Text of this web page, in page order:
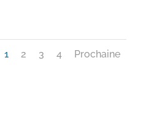
1 2 3 4 Prochaine